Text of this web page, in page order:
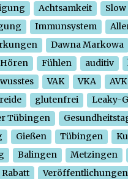
Achtsamkeit
Slow
Immunsystem
Dawna Markowa
Hören Fühlen auditiv
VAK VKA
AVK
glutenfrei
Leaky-
Tübingen
Gießen Tübingen
Balingen
Metzingen
Rabatt
Veröffentlichungen